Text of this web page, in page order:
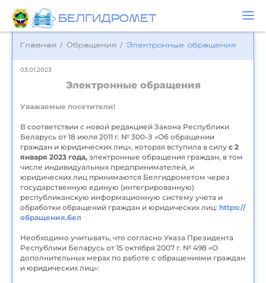
БЕЛГИДРОМЕТ
Главная / Обращения / Электронные обращения
03.01.2023
Электронные обращения
Уважаемые посетители!
В соответствии с новой редакцией Закона Республики
Беларусь от 18 июля 2011 г. № 300-З «Об обращении
граждан и юридических лиц», которая вступила в силу с 2
января 2023 года, электронные обращения граждан, в том
числе индивидуальных предпринимателей, и
юридических лиц принимаются Белгидрометом через
государственную единую (интегрированную)
республиканскую информационную систему учета и
обработки обращений граждан и юридических лиц: https://
обращения.бел
Необходимо учитывать, что согласно Указа Президента
Республики Беларусь от 15 октября 2007 г. № 498 «О
дополнительных мерах по работе с обращениями граждан
и юридических лиц»: